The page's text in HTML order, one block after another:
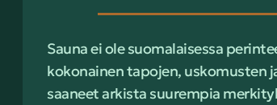
Sauna ei ole suomalaisessa
kokonainen tapojen, uskomusten
saaneet arkista suurempia